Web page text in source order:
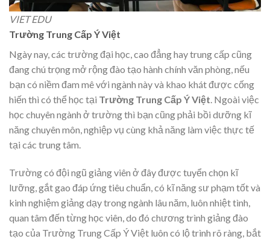
VIET EDU
Trường Trung Cấp Ý Việt
Ngày nay, các trường đại học, cao đẳng hay trung cấp cũng
đang chú trọng mở rộng đào tạo hành chính văn phòng, nếu
bạn có niềm đam mê với ngành này và khao khát được cống
hiến thì có thể học tại Trường Trung Cấp Ý Việt . Ngoài việc
học chuyên ngành ở trường thì bạn cũng phải bồi dưỡng kĩ
năng chuyên môn, nghiệp vụ cùng khả năng làm việc thực tế
tại các trung tâm.
Trường có đội ngũ giảng viên ở đây được tuyển chọn kĩ
lưỡng, gắt gao đáp ứng tiêu chuẩn, có kĩ năng sư phạm tốt và
kinh nghiệm giảng dạy trong ngành lâu năm, luôn nhiệt tình,
quan tâm đến từng học viên, do đó chương trình giảng đào
tạo của Trường Trung Cấp Ý Việt luôn có lộ trình rõ ràng, bắt